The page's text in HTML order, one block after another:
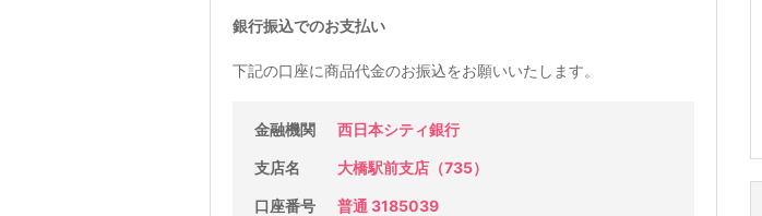
銀行振込でのお支払い
下記の口座に商品代金のお振込をお願いいたします。
金融機関 西日本シティ銀行
支店名 大橋駅前支店（735）
口座番号 普通 3185039